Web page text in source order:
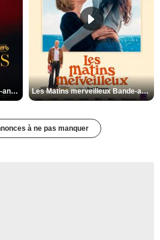
Les Silences de Riyad Bande-annonce VO STFR Les Matins merveilleux Bande-annonce VF
à ne pas manquer